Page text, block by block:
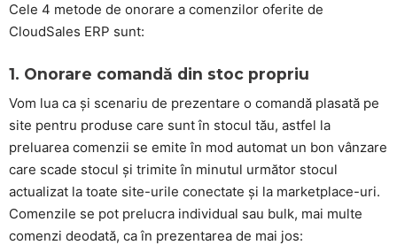
Cele 4 metode de onorare a comenzilor oferite de
CloudSales ERP sunt:
1. Onorare comandă din stoc propriu
Vom lua ca și scenariu de prezentare o comandă plasată pe
site pentru produse care sunt în stocul tău, astfel la
preluarea comenzii se emite în mod automat un bon vânzare
care scade stocul și trimite în minutul următor stocul
actualizat la toate site-urile conectate și la marketplace-uri.
Comenzile se pot prelucra individual sau bulk, mai multe
comenzi deodată, ca în prezentarea de mai jos: